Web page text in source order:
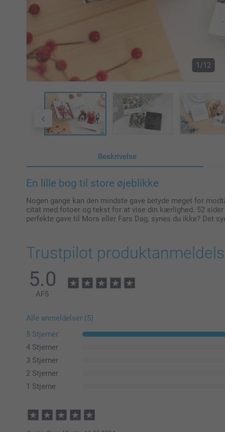
1/12
Beskrivelse
En lille bog til store øjeblikke
Nogen gange kan den mindste gave betyde meget for
citat med fotoer og tekst for at vise din kærlighed. 52
perfekte gave til Mors eller Fars Dag, synes du ikke? Det
Trustpilot
5.0
AF5
Alle anmeldelser (5)
5 Stjerner
4 Stjerner
3 Stjerner
2 Stjerner
1 Stjerne